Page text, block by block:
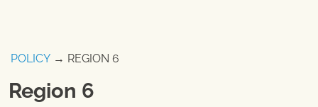
POLICY → REGION 6
Region 6